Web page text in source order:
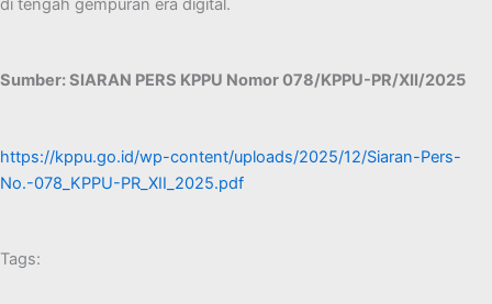
Sumber: SIARAN PERS KPPU Nomor 078/KPPU-PR/XII/2025
https://kppu.go.id/wp-content/uploads/2025/12/Siaran-Pers-
No.-078_KPPU-PR_XII_2025.pdf
Tags: